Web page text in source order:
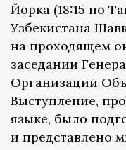
Йорка (18:15 по
Узбекистана
на проходящем
заседании
Организации
Выступление,
языке, было
и представлено